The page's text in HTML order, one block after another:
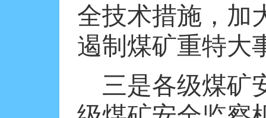
全技术措施，加
遏制煤矿重特大
三是各级煤矿